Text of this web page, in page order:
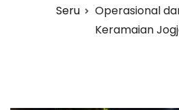
Seru
Operasional
Keramaian